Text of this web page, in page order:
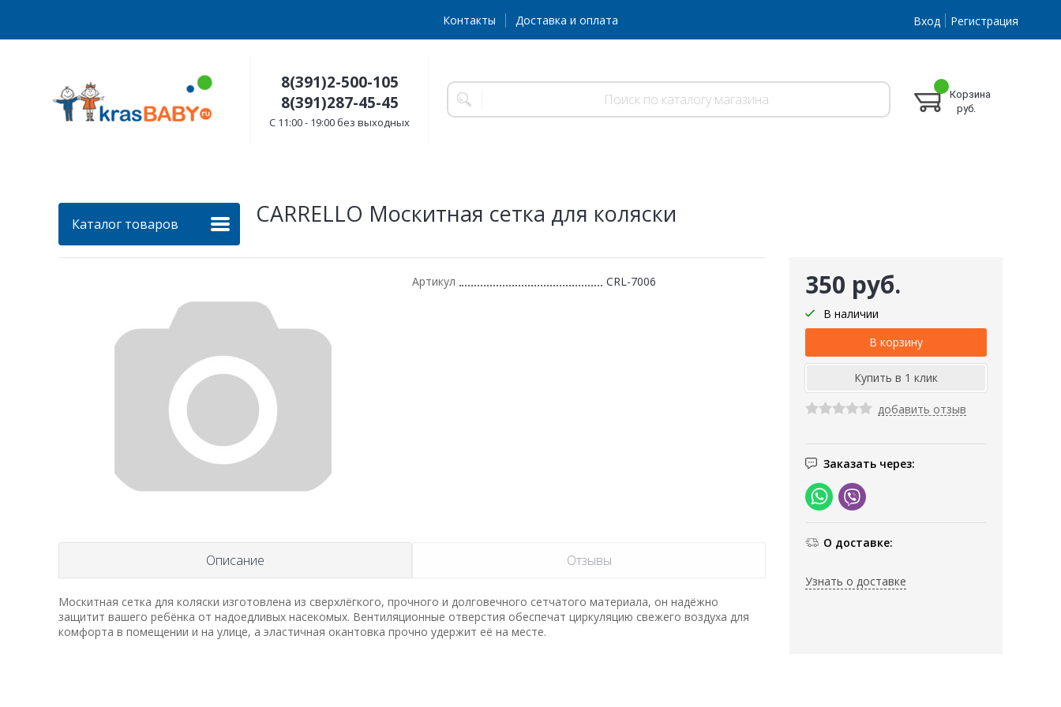
Контакты Доставка и оплата Вход Регистрация
8(391)2-500-105
8(391)287-45-45
C 11:00 - 19:00 без выходных
Корзина
руб.
Каталог товаров CARRELLO Москитная сетка для коляски
350 руб.
В наличии
добавить отзыв
Заказать через:
О доставке:
Узнать о доставке
Артикул CRL-7006
Описание Отзывы
Москитная сетка для коляски изготовлена из сверхлёгкого, прочного и долговечного сетчатого материала, он надёжно
защитит вашего ребёнка от надоедливых насекомых. Вентиляционные отверстия обеспечат циркуляцию свежего воздуха для
комфорта в помещении и на улице, а эластичная окантовка прочно удержит её на месте.